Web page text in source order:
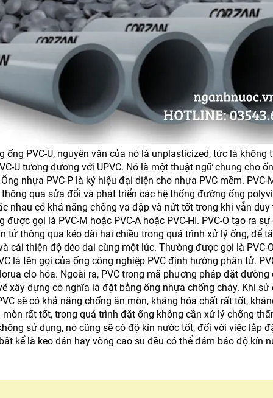
ống PVC-U, nguyên văn của nó là unplasticized, tức là không
U tương đương với UPVC. Nó là một thuật ngữ chung cho
Ống nhựa PVC-P là ký hiệu đại diện cho nhựa PVC mềm. PVC-
qua sửa đổi và phát triển các hệ thống đường ống
nhau có khả năng chống va đập và nứt tốt trong khi vẫn duy
được gọi là PVC-M hoặc PVC-A hoặc PVC-HI. PVC-O tạo ra
tử thông qua kéo dài hai chiều trong quá trình xử lý ống, để
cải thiện độ dẻo dai cùng một lúc. Thường được gọi là PVC-
là tên gọi của ống công nghiệp PVC định hướng phân tử.
clo hóa. Ngoài ra, PVC trong mã phương pháp đặt đường
xây dựng có nghĩa là đặt bằng ống nhựa chống cháy. Khi sử
sẽ có khả năng chống ăn mòn, kháng hóa chất rất tốt,
mòn rất tốt, trong quá trình đặt ống không cần xử lý chống
sử dụng, nó cũng sẽ có độ kín nước tốt, đối với việc lắp
kể là keo dán hay vòng cao su đều có thể đảm bảo độ kín